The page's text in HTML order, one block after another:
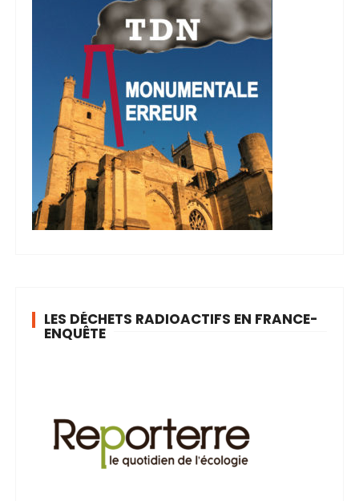
LES DÉCHETS RADIOACTIFS EN FRANCE-
ENQUÊTE